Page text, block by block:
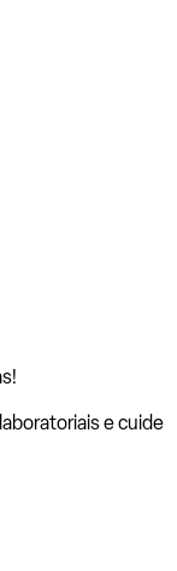
e cuide